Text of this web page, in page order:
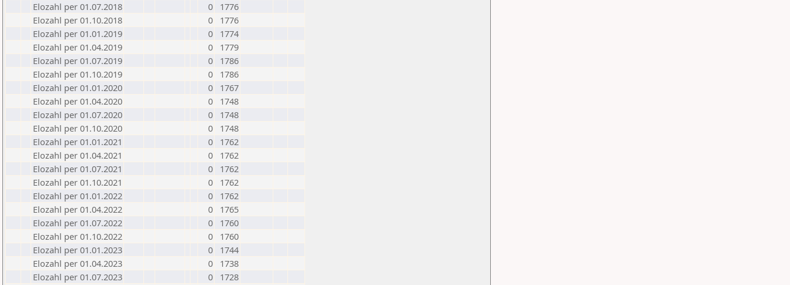
Elozahl per 01.07.2018
0
1776
Elozahl per 01.10.2018
0
1776
Elozahl per 01.01.2019
0
1774
Elozahl per 01.04.2019
0
1779
Elozahl per 01.07.2019
0
1786
Elozahl per 01.10.2019
0
1786
Elozahl per 01.01.2020
0
1767
Elozahl per 01.04.2020
0
1748
Elozahl per 01.07.2020
0
1748
Elozahl per 01.10.2020
0
1748
Elozahl per 01.01.2021
0
1762
Elozahl per 01.04.2021
0
1762
Elozahl per 01.07.2021
0
1762
Elozahl per 01.10.2021
0
1762
Elozahl per 01.01.2022
0
1762
Elozahl per 01.04.2022
0
1765
Elozahl per 01.07.2022
0
1760
Elozahl per 01.10.2022
0
1760
Elozahl per 01.01.2023
0
1744
Elozahl per 01.04.2023
0
1738
Elozahl per 01.07.2023
0
1728